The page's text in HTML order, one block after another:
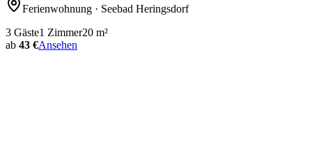
Ferienwohnung · Seebad Heringsdorf
3 Gäste1 Zimmer20 m²
ab 43 €Ansehen